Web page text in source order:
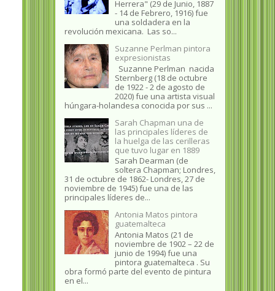
Herrera" (29 de Junio, 1887
- 14 de Febrero, 1916) fue
una soldadera en la
revolución mexicana. Las so...
Suzanne Perlman pintora
expresionistas
Suzanne Perlman nacida
Sternberg (18 de octubre
de 1922 - 2 de agosto de
2020) fue una artista visual
húngara-holandesa conocida por sus ...
Sarah Chapman una de
las principales líderes de
la huelga de las cerilleras
que tuvo lugar en 1889
Sarah Dearman (de
soltera Chapman; Londres,
31 de octubre de 1862​- Londres, 27 de
noviembre de 1945)​ fue una de las
principales líderes de...
Antonia Matos pintora
guatemalteca
Antonia Matos (21 de
noviembre de 1902 – 22 de
junio de 1994) fue una
pintora guatemalteca . Su
obra formó parte del evento de pintura
en el...